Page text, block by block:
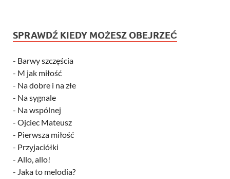
SPRAWDŹ KIEDY MOŻESZ OBEJRZEĆ
- Barwy szczęścia
- M jak miłość
- Na dobre i na złe
- Na sygnale
- Na wspólnej
- Ojciec Mateusz
- Pierwsza miłość
- Przyjaciółki
- Allo, allo!
- Jaka to melodia?